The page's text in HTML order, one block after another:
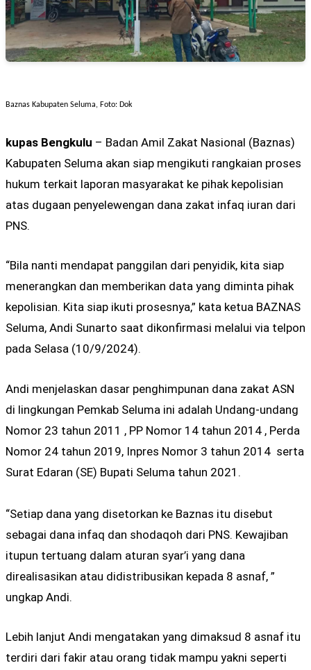
Baznas Kabupaten Seluma, Foto: Dok
kupas Bengkulu – Badan Amil Zakat Nasional (Baznas)
Kabupaten Seluma akan siap mengikuti rangkaian proses
hukum terkait laporan masyarakat ke pihak kepolisian
atas dugaan penyelewengan dana zakat infaq iuran dari
PNS.
“Bila nanti mendapat panggilan dari penyidik, kita siap
menerangkan dan memberikan data yang diminta pihak
kepolisian. Kita siap ikuti prosesnya,” kata ketua BAZNAS
Seluma, Andi Sunarto saat dikonfirmasi melalui via telpon
pada Selasa (10/9/2024).
Andi menjelaskan dasar penghimpunan dana zakat ASN
di lingkungan Pemkab Seluma ini adalah Undang-undang
Nomor 23 tahun 2011 , PP Nomor 14 tahun 2014 , Perda
Nomor 24 tahun 2019, Inpres Nomor 3 tahun 2014 serta
Surat Edaran (SE) Bupati Seluma tahun 2021.
“Setiap dana yang disetorkan ke Baznas itu disebut
sebagai dana infaq dan shodaqoh dari PNS. Kewajiban
itupun tertuang dalam aturan syar’i yang dana
direalisasikan atau didistribusikan kepada 8 asnaf, ”
ungkap Andi.
Lebih lanjut Andi mengatakan yang dimaksud 8 asnaf itu
terdiri dari fakir atau orang tidak mampu yakni seperti